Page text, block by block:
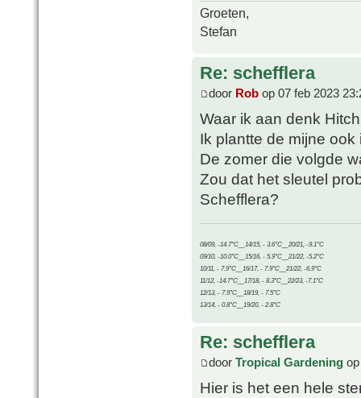
Groeten,
Stefan
Re: schefflera
door Rob op 07 feb 2023
Waar ik aan denk
Ik plantte de mijne
De zomer die volgde
Zou dat het sleutel
Schefflera?
08/09, -14.7°C__14/15, - 3.6°C__20/21, -9.1°C
09/10, -10.0°C__15/16, - 5.9°C__21/22, -5.2°C
10/11, - 7.9°C__16/17, - 7.9°C__21/22, -6.9°C
11/12, -14.7°C__17/18, - 8.3°C__22/23, -7.1°C
12/13, - 7.9°C__18/19, - 7.5°C
13/14, - 0.8°C__19/20, - 2.8°C
Re: schefflera
door Tropical Gardening
Hier is het een hele